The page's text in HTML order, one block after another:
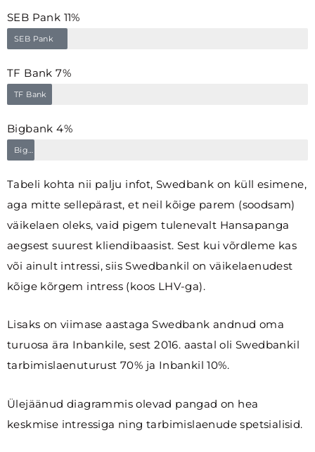
SEB Pank 11%
SEB Pank
TF Bank 7%
TF Bank
Bigbank 4%
Tabeli kohta nii palju infot, Swedbank on küll esimene,
aga mitte sellepärast, et neil kõige parem (soodsam)
väikelaen oleks, vaid pigem tulenevalt Hansapanga
aegsest suurest kliendibaasist. Sest kui võrdleme kas
või ainult intressi, siis Swedbankil on väikelaenudest
kõige kõrgem intress (koos LHV-ga).
Lisaks on viimase aastaga Swedbank andnud oma
turuosa ära Inbankile, sest 2016. aastal oli Swedbankil
tarbimislaenuturust 70% ja Inbankil 10%.
Ülejäänud diagrammis olevad pangad on hea
keskmise intressiga ning tarbimislaenude spetsialisid.